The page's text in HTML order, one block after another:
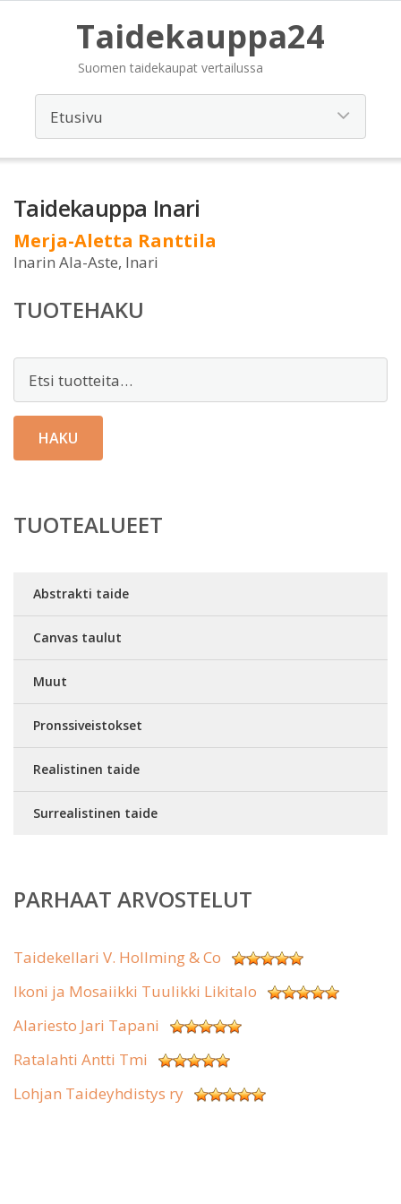
Taidekauppa24
Suomen taidekaupat vertailussa
Taidekauppa Inari
Merja-Aletta Ranttila
Inarin Ala-Aste, Inari
TUOTEHAKU
HAKU
TUOTEALUEET
Abstrakti taide
Canvas taulut
Muut
Pronssiveistokset
Realistinen taide
Surrealistinen taide
PARHAAT ARVOSTELUT
Taidekellari V. Hollming & Co
Ikoni ja Mosaiikki Tuulikki Likitalo
Alariesto Jari Tapani
Ratalahti Antti Tmi
Lohjan Taideyhdistys ry